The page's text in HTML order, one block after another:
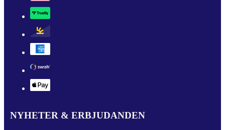
NYHETER & ERBJUDANDEN